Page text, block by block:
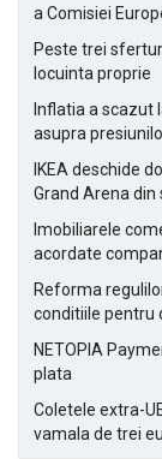
a Comisiei
Peste trei
locuinta proprie
Inflatia a scazut
asupra
IKEA deschide
Grand Arena din
Imobiliarele
acordate
Reforma
conditiile pentru
NETOPIA
plata
Coletele extra-
vamala de trei